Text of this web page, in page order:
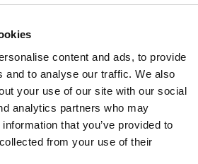
content and ads, to provide
and to analyse our traffic. We also
your use of our site with our social
analytics partners who may
that you’ve provided to
from your use of their
OF BJJ
dni: 79
3XL
DO KOSZYKA